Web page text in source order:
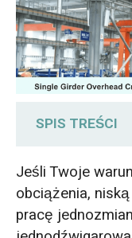
SPIS TREŚCI
Rzeczywista
Kiedy
mądrzejszym
Jeśli Twoje
obciążenia,
pracę